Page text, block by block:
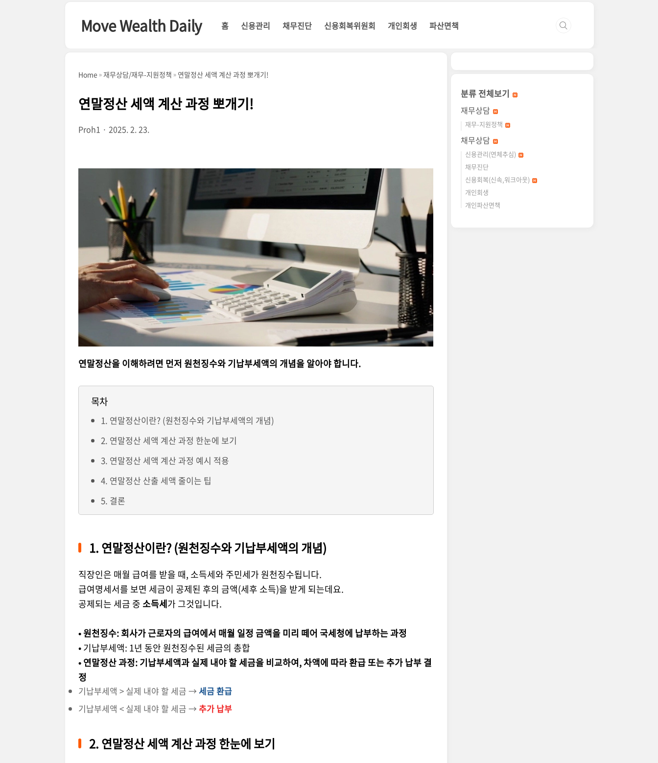
Move Wealth Daily 홈 신용관리 채무진단 신용회복위원회 개인회생 파산면책
Home 재무상담/재무-지원정책 연말정산 세액 계산 과정 뽀개기!
연말정산 세액 계산 과정 뽀개기!
Proh1 2025. 2. 23.
연말정산을 이해하려면 먼저 원천징수와 기납부세액의 개념을 알아야 합니다.
목차
1. 연말정산이란? (원천징수와 기납부세액의 개념)
2. 연말정산 세액 계산 과정 한눈에 보기
3. 연말정산 세액 계산 과정 예시 적용
4. 연말정산 산출 세액 줄이는 팁
5. 결론
1.연말정산이란? (원천징수와 기납부세액의 개념)
직장인은 매월 급여를 받을 때, 소득세와 주민세가 원천징수됩니다.
급여명세서를 보면 세금이 공제된 후의 금액(세후 소득)을 받게 되는데요.
공제되는 세금 중 소득세가 그것입니다.
•원천징수:회사가 근로자의 급여에서 매월 일정 금액을 미리 떼어 국세청에 납부하는 과정
•기납부세액: 1년 동안 원천징수된 세금의 총합
•연말정산 과정:기납부세액과 실제 내야 할 세금을 비교하여,차액에 따라 환급 또는 추가 납부 결
정
기납부세액 > 실제 내야 할 세금 → 세금 환급
기납부세액 < 실제 내야 할 세금 → 추가 납부
2.연말정산 세액 계산 과정 한눈에 보기
분류 전체보기
재무상담
재무-지원정책
채무상담
신용관리(연체추심)
채무진단
신용회복(신속,워크아웃)
개인회생
개인파산면책